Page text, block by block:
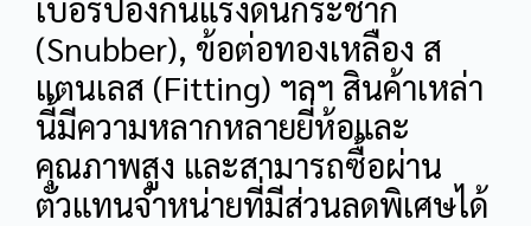
(Snubber), ข้อต่อทองเหลือง ส
แตนเลส (Fitting) ฯลฯ สินค้าเหล่า
นี้มีความหลากหลายยี่ห้อและ
คุณภาพสูง และสามารถซื้อผ่าน
ตัวแทนจำหน่ายที่มีส่วนลดพิเศษได้